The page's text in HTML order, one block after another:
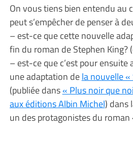
On vous tiens bien entendu au
peut s’empêcher de penser à
– est-ce que cette nouvelle
fin du roman de Stephen King?
– est-ce que c’est pour ensuite
une adaptation dela nouvelle
(publiée dans« Plus noir que
aux éditions Albin Michel) dans
un des protagonistes du roman